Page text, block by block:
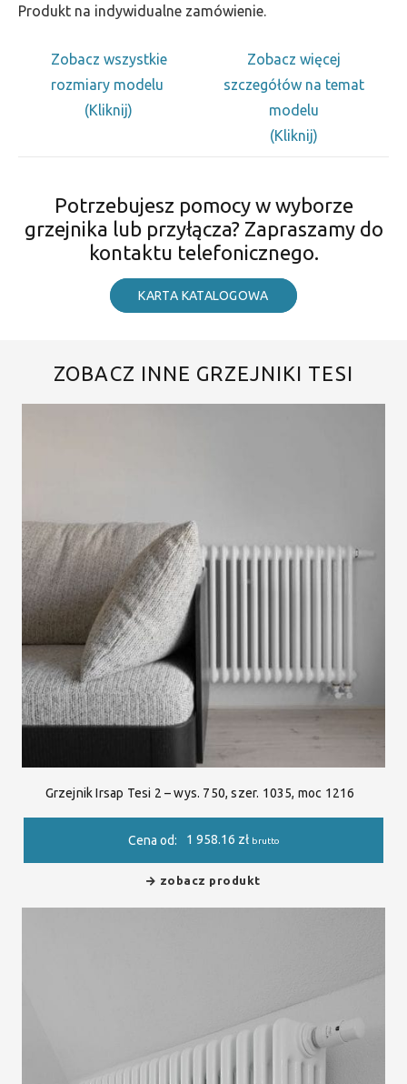
Produkt na indywidualne zamówienie.
Zobacz wszystkie
rozmiary modelu
(Kliknij)
Zobacz więcej
szczegółów na temat
modelu
(Kliknij)
Potrzebujesz pomocy w wyborze
grzejnika lub przyłącza? Zapraszamy do
kontaktu telefonicznego.
KARTA KATALOGOWA
ZOBACZ INNE GRZEJNIKI TESI
Grzejnik Irsap Tesi 2 – wys. 750, szer. 1035, moc 1216
Cena od: 1 958.16 zł brutto
zobacz produkt